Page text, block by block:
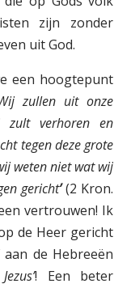
zijn zonder
uit God.
een hoogtepunt
zullen uit onze
zult verhoren en
tegen deze grote
weten niet wat wij
gericht’(2 Kron.
vertrouwen! Ik
de Heer gericht
de Hebreeën
! Een beter